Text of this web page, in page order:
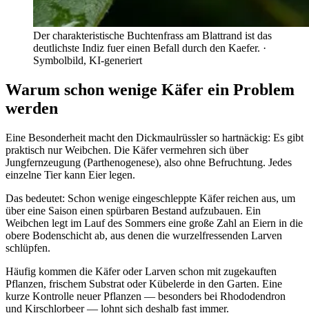
Der charakteristische Buchtenfrass am Blattrand ist das
deutlichste Indiz fuer einen Befall durch den Kaefer. ·
Symbolbild, KI-generiert
Warum schon wenige Käfer ein Problem
werden
Eine Besonderheit macht den Dickmaulrüssler so hartnäckig: Es gibt
praktisch nur Weibchen. Die Käfer vermehren sich über
Jungfernzeugung (Parthenogenese), also ohne Befruchtung. Jedes
einzelne Tier kann Eier legen.
Das bedeutet: Schon wenige eingeschleppte Käfer reichen aus, um
über eine Saison einen spürbaren Bestand aufzubauen. Ein
Weibchen legt im Lauf des Sommers eine große Zahl an Eiern in die
obere Bodenschicht ab, aus denen die wurzelfressenden Larven
schlüpfen.
Häufig kommen die Käfer oder Larven schon mit zugekauften
Pflanzen, frischem Substrat oder Kübelerde in den Garten. Eine
kurze Kontrolle neuer Pflanzen — besonders bei Rhododendron
und Kirschlorbeer — lohnt sich deshalb fast immer.